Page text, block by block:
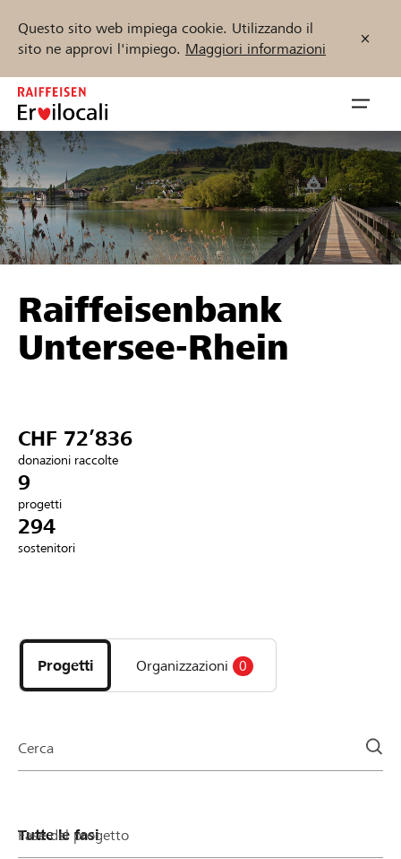
Questo sito web impiega cookie. Utilizzando il
sito ne approvi l'impiego. Maggiori informazioni
Zum
Inhalt
springen
öffnen
Sostenere
Aiuto & supporto
Collegarsi
Trova progetti e organizzazioni
Inizia ora
DE FR IT
Raiffeisenbank
Untersee-Rhein
CHF 72’836
donazioni raccolte
9
progetti
294
sostenitori
i
progetti
e
della
Progetti Organizzazioni 0
Cerca
Fase del progetto